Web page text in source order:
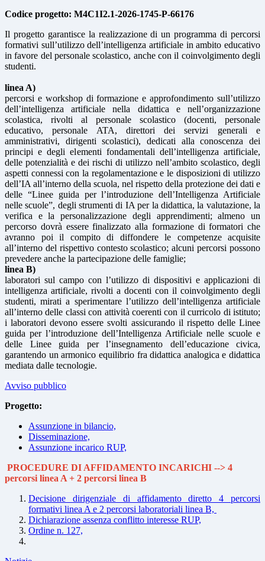
Codice progetto: M4C1I2.1-2026-1745-P-66176
Il progetto garantisce la realizzazione di un programma di percorsi
formativi sull’utilizzo dell’intelligenza artificiale in ambito educativo
in favore del personale scolastico, anche con il coinvolgimento degli
studenti.
linea A)
percorsi e workshop di formazione e approfondimento sull’utilizzo
dell’intelligenza artificiale nella didattica e nell’organizzazione
scolastica, rivolti al personale scolastico (docenti, personale
educativo, personale ATA, direttori dei servizi generali e
amministrativi, dirigenti scolastici), dedicati alla conoscenza dei
principi e degli elementi fondamentali dell’intelligenza artificiale,
delle potenzialità e dei rischi di utilizzo nell’ambito scolastico, degli
aspetti connessi con la regolamentazione e le disposizioni di utilizzo
dell’IA all’interno della scuola, nel rispetto della protezione dei dati e
delle “Linee guida per l’introduzione dell’Intelligenza Artificiale
nelle scuole”, degli strumenti di IA per la didattica, la valutazione, la
verifica e la personalizzazione degli apprendimenti; almeno un
percorso dovrà essere finalizzato alla formazione di formatori che
avranno poi il compito di diffondere le competenze acquisite
all’interno del rispettivo contesto scolastico; alcuni percorsi possono
prevedere anche la partecipazione delle famiglie;
linea B)
laboratori sul campo con l’utilizzo di dispositivi e applicazioni di
intelligenza artificiale, rivolti a docenti con il coinvolgimento degli
studenti, mirati a sperimentare l’utilizzo dell’intelligenza artificiale
all’interno delle classi con attività coerenti con il curricolo di istituto;
i laboratori devono essere svolti assicurando il rispetto delle Linee
guida per l’introduzione dell’Intelligenza Artificiale nelle scuole e
delle Linee guida per l’insegnamento dell’educazione civica,
garantendo un armonico equilibrio fra didattica analogica e didattica
mediata dalle tecnologie.
Avviso pubblico
Progetto:
Assunzione in bilancio,
Disseminazione,
Assunzione incarico RUP,
PROCEDURE DI AFFIDAMENTO INCARICHI --> 4
percorsi linea A + 2 percorsi linea B
Decisione dirigenziale di affidamento diretto 4 percorsi
formativi linea A e 2 percorsi laboratoriali linea B,
Dichiarazione assenza conflitto interesse RUP,
Ordine n. 127,